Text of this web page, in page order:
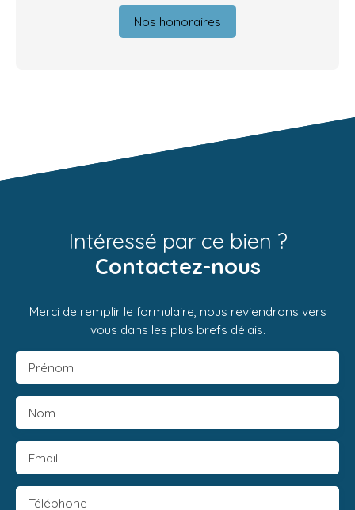
Nos honoraires
Intéressé par ce bien ?
Contactez-nous
Merci de remplir le formulaire, nous reviendrons vers
vous dans les plus brefs délais.
Prénom
Nom
Email
Téléphone